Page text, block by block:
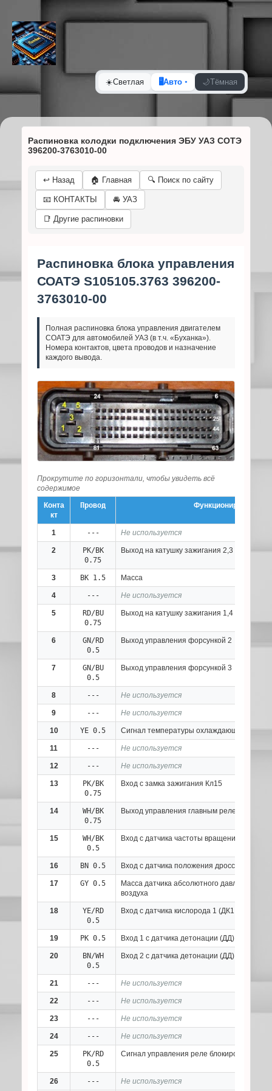
☀️Светлая 🖥️Авто 🌙Тёмная
Распиновка колодки подключения ЭБУ УАЗ СОТЭ
396200-3763010-00
↩️ Назад 🏠 Главная 🔍 Поиск по сайту
📧 КОНТАКТЫ 🚘 УАЗ
📑 Другие распиновки
Распиновка блока управления
СОАТЭ S105105.3763 396200-
3763010-00
Полная распиновка блока управления двигателем
СОАТЭ для автомобилей УАЗ (в т.ч. «Буханка»).
Номера контактов, цвета проводов и назначение
каждого вывода.
Прокрутите по горизонтали, чтобы увидеть всё
содержимое
Конта
кт
Провод Функционирование
1 --- Не используется
2
PK/BK
0.75
Выход на катушку зажигания 2,3 цилиндров
3 BK 1.5 Масса
4 --- Не используется
5
RD/BU
0.75
Выход на катушку зажигания 1,4 цилиндров
6
GN/RD
0.5
Выход управления форсункой 2
7
GN/BU
0.5
Выход управления форсункой 3
8 --- Не используется
9 --- Не используется
10 YE 0.5 Сигнал температуры охлаждающей
11 --- Не используется
12 --- Не используется
13
PK/BK
0.75
Вход с замка зажигания Кл15
14
WH/BK
0.75
Выход управления главным реле
15
WH/BK
0.5
Вход с датчика частоты вращения
16 BN 0.5 Вход с датчика положения дроссельной
17 GY 0.5
Масса датчика абсолютного давления и
воздуха
18
YE/RD
0.5
Вход с датчика кислорода 1 (ДК1 до
19 PK 0.5 Вход 1 с датчика детонации (ДД)
20
BN/WH
0.5
Вход 2 с датчика детонации (ДД)
21 --- Не используется
22 --- Не используется
23 --- Не используется
24 --- Не используется
25
PK/RD
0.5
Сигнал управления реле блокировки
26 --- Не используется